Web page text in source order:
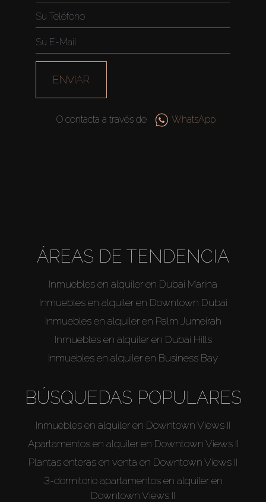
Agentes
ENVIAR
O contacta a través de WhatsApp
ÁREAS DE TENDENCIA
Inmuebles en alquiler en Dubai Marina
Inmuebles en alquiler en Downtown Dubai
Inmuebles en alquiler en Palm Jumeirah
Inmuebles en alquiler en Dubai Hills
Inmuebles en alquiler en Business Bay
BÚSQUEDAS POPULARES
Inmuebles en alquiler en Downtown Views II
Apartamentos en alquiler en Downtown Views II
Plantas enteras en venta en Downtown Views II
3-dormitorio apartamentos en alquiler en
Downtown Views II